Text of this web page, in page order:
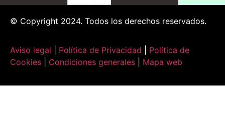
© Copyright 2024. Todos los derechos reservados.
Aviso legal Política de Privacidad
Política de
Cookies
Condiciones generales Mapa web